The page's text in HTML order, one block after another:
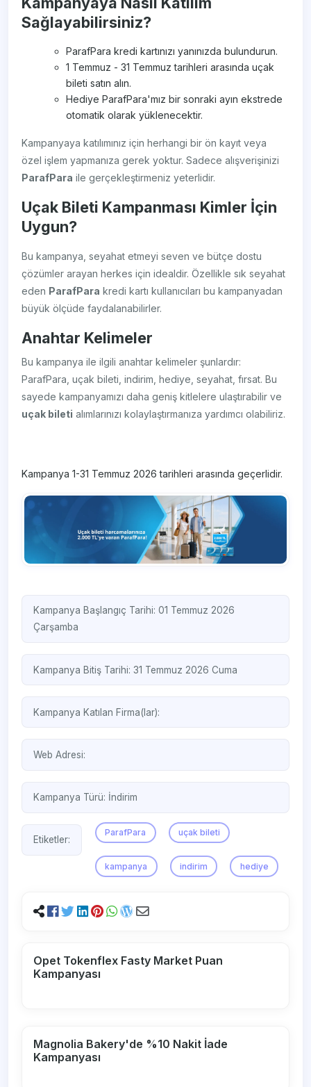
Sağlayabilirsiniz?
ParafPara kredi kartınızı yanınızda bulundurun.
1 Temmuz - 31 Temmuz tarihleri arasında uçak
bileti satın alın.
Hediye ParafPara'mız bir sonraki ayın ekstrede
otomatik olarak yüklenecektir.
Kampanyaya katılımınız için herhangi bir ön kayıt veya
özel işlem yapmanıza gerek yoktur. Sadece alışverişinizi
ParafPara ile gerçekleştirmeniz yeterlidir.
Uçak Bileti Kampanması Kimler İçin
Uygun?
Bu kampanya, seyahat etmeyi seven ve bütçe dostu
çözümler arayan herkes için idealdir. Özellikle sık seyahat
eden ParafPara kredi kartı kullanıcıları bu kampanyadan
büyük ölçüde faydalanabilirler.
Anahtar Kelimeler
Bu kampanya ile ilgili anahtar kelimeler şunlardır:
ParafPara, uçak bileti, indirim, hediye, seyahat, fırsat. Bu
sayede kampanyamızı daha geniş kitlelere ulaştırabilir ve
uçak bileti alımlarınızı kolaylaştırmanıza yardımcı olabiliriz.
Kampanya 1-31 Temmuz 2026 tarihleri arasında geçerlidir.
Kampanya Başlangıç Tarihi: 01 Temmuz 2026
Çarşamba
Kampanya Bitiş Tarihi: 31 Temmuz 2026 Cuma
Kampanya Katılan Firma(lar):
Web Adresi:
Kampanya Türü: İndirim
Etiketler:
ParafPara uçak bileti
kampanya indirim hediye
Opet Tokenflex Fasty Market Puan
Kampanyası
Magnolia Bakery'de %10 Nakit İade
Kampanyası